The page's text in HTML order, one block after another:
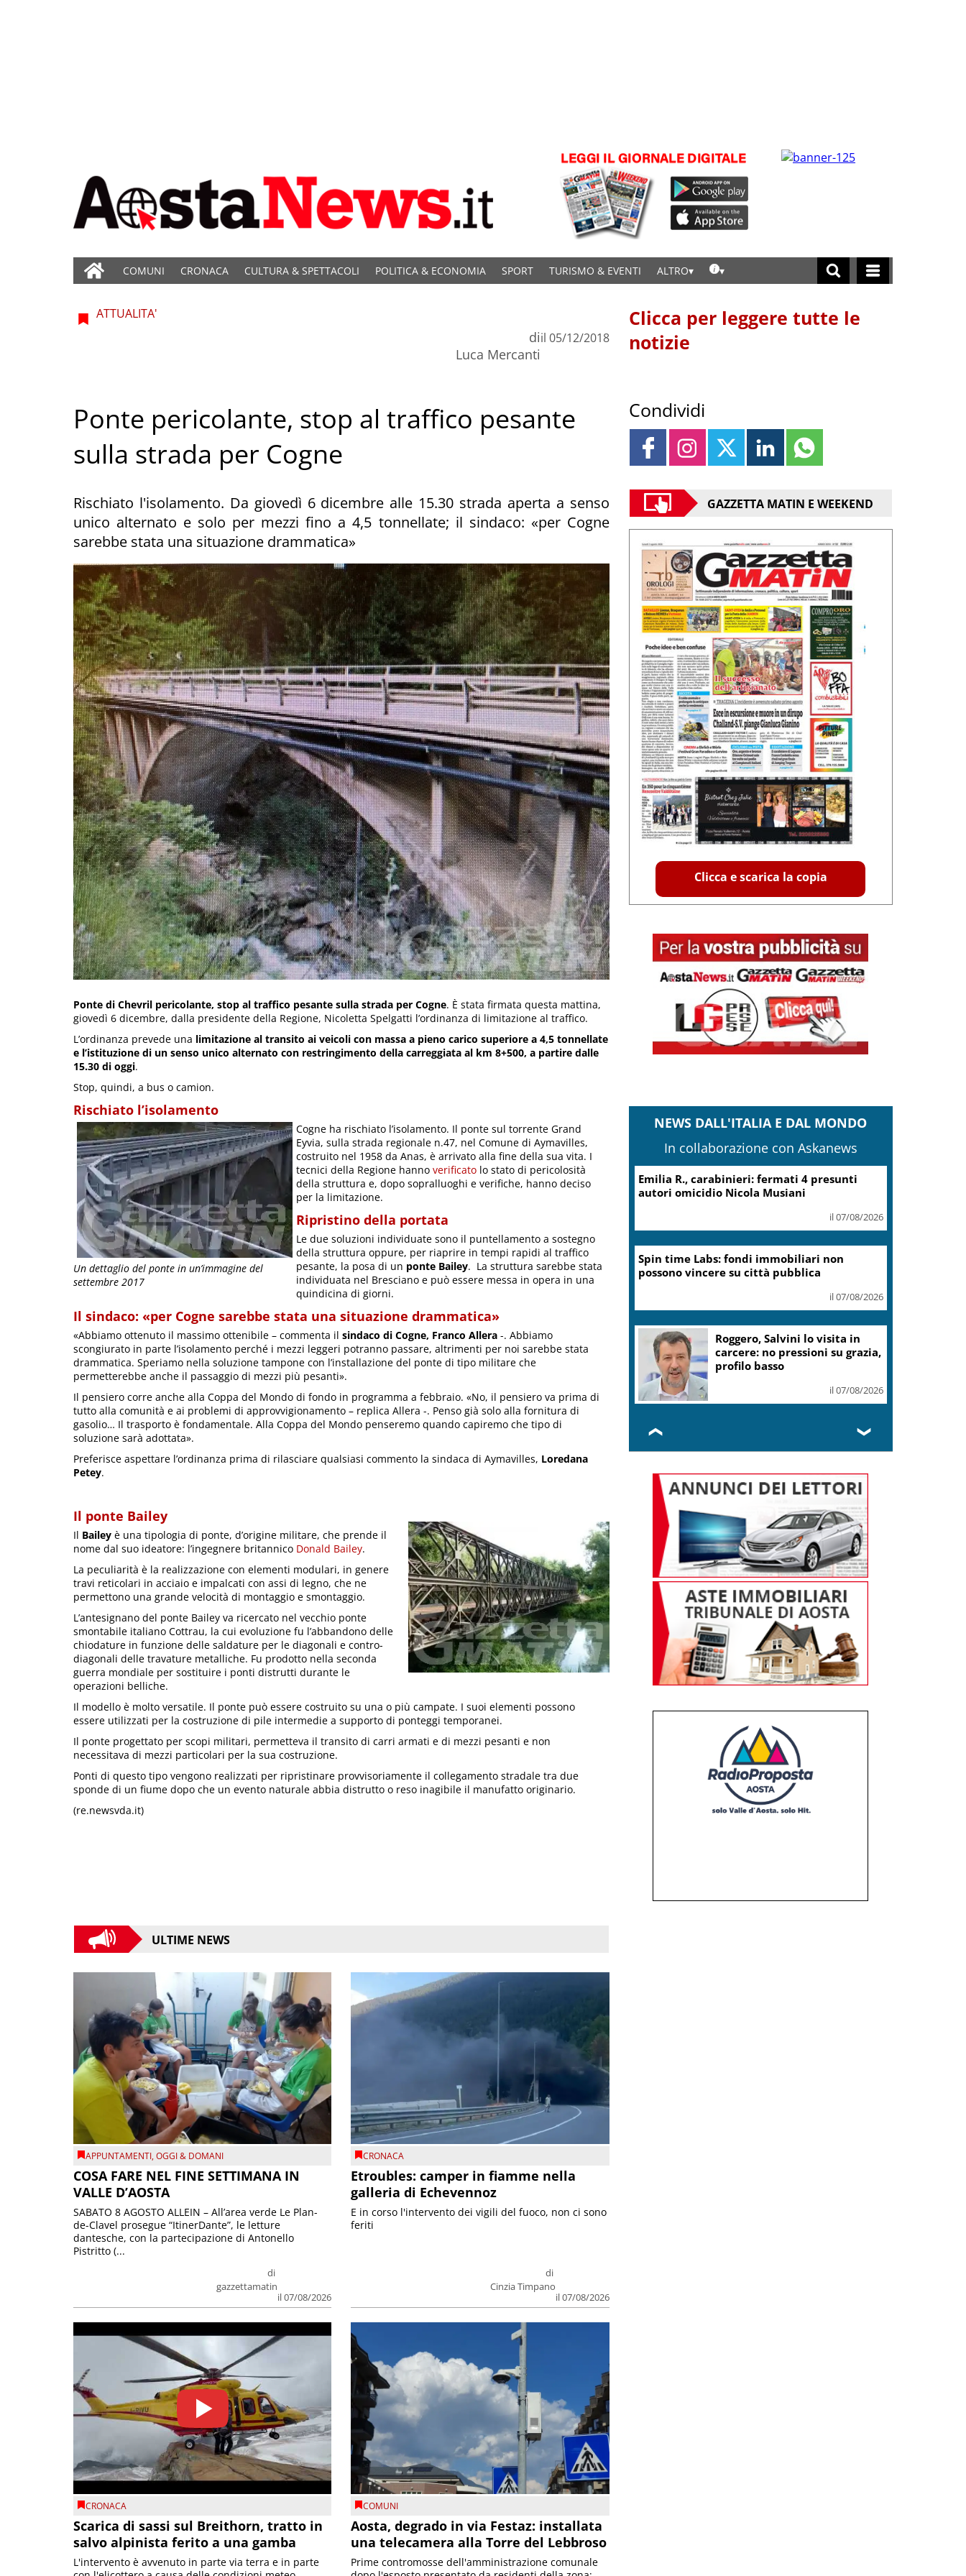
COMUNI CRONACA CULTURA & SPETTACOLI POLITICA & ECONOMIA SPORT TURISMO & EVENTI ALTRO
ATTUALITA'
di
Luca Mercanti
il 05/12/2018
Ponte pericolante, stop al traffico pesante
sulla strada per Cogne
Rischiato l'isolamento. Da giovedì 6 dicembre alle 15.30 strada aperta a senso
unico alternato e solo per mezzi fino a 4,5 tonnellate; il sindaco: «per Cogne
sarebbe stata una situazione drammatica»
Ponte di Chevril pericolante, stop al traffico pesante sulla strada per Cogne. È stata firmata questa mattina,
giovedì 6 dicembre, dalla presidente della Regione, Nicoletta Spelgatti l’ordinanza di limitazione al traffico.
L’ordinanza prevede una limitazione al transito ai veicoli con massa a pieno carico superiore a 4,5 tonnellate
e l’istituzione di un senso unico alternato con restringimento della carreggiata al km 8+500, a partire dalle
15.30 di oggi.
Stop, quindi, a bus o camion.
Rischiato l’isolamento
Un dettaglio del ponte in un’immagine del
settembre 2017
Cogne ha rischiato l’isolamento. Il ponte sul torrente Grand
Eyvia, sulla strada regionale n.47, nel Comune di Aymavilles,
costruito nel 1958 da Anas, è arrivato alla fine della sua vita. I
tecnici della Regione hanno verificato lo stato di pericolosità
della struttura e, dopo sopralluoghi e verifiche, hanno deciso
per la limitazione.
Ripristino della portata
Le due soluzioni individuate sono il puntellamento a sostegno
della struttura oppure, per riaprire in tempi rapidi al traffico
pesante, la posa di un ponte Bailey. La struttura sarebbe stata
individuata nel Bresciano e può essere messa in opera in una
quindicina di giorni.
Il sindaco: «per Cogne sarebbe stata una situazione drammatica»
«Abbiamo ottenuto il massimo ottenibile – commenta il sindaco di Cogne, Franco Allera -. Abbiamo
scongiurato in parte l’isolamento perché i mezzi leggeri potranno passare, altrimenti per noi sarebbe stata
drammatica. Speriamo nella soluzione tampone con l’installazione del ponte di tipo militare che
permetterebbe anche il passaggio di mezzi più pesanti».
Il pensiero corre anche alla Coppa del Mondo di fondo in programma a febbraio. «No, il pensiero va prima di
tutto alla comunità e ai problemi di approvvigionamento – replica Allera -. Penso già solo alla fornitura di
gasolio… Il trasporto è fondamentale. Alla Coppa del Mondo penseremo quando capiremo che tipo di
soluzione sarà adottata».
Preferisce aspettare l’ordinanza prima di rilasciare qualsiasi commento la sindaca di Aymavilles, Loredana
Petey.
Il ponte Bailey
Il Bailey è una tipologia di ponte, d’origine militare, che prende il
nome dal suo ideatore: l’ingegnere britannico Donald Bailey.
La peculiarità è la realizzazione con elementi modulari, in genere
travi reticolari in acciaio e impalcati con assi di legno, che ne
permettono una grande velocità di montaggio e smontaggio.
L’antesignano del ponte Bailey va ricercato nel vecchio ponte
smontabile italiano Cottrau, la cui evoluzione fu l’abbandono delle
chiodature in funzione delle saldature per le diagonali e contro-
diagonali delle travature metalliche. Fu prodotto nella seconda
guerra mondiale per sostituire i ponti distrutti durante le
operazioni belliche.
Il modello è molto versatile. Il ponte può essere costruito su una o più campate. I suoi elementi possono
essere utilizzati per la costruzione di pile intermedie a supporto di ponteggi temporanei.
Il ponte progettato per scopi militari, permetteva il transito di carri armati e di mezzi pesanti e non
necessitava di mezzi particolari per la sua costruzione.
Ponti di questo tipo vengono realizzati per ripristinare provvisoriamente il collegamento stradale tra due
sponde di un fiume dopo che un evento naturale abbia distrutto o reso inagibile il manufatto originario.
(re.newsvda.it)
ULTIME NEWS
APPUNTAMENTI,OGGI & DOMANI
COSA FARE NEL FINE SETTIMANA IN
VALLE D’AOSTA
di
gazzettamatin
il 07/08/2026
SABATO 8 AGOSTO ALLEIN – All’area verde Le Plan-
de-Clavel prosegue “ItinerDante”, le letture
dantesche, con la partecipazione di Antonello
Pistritto (...
CRONACA
Etroubles: camper in fiamme nella
galleria di Echevennoz
di
Cinzia Timpano
il 07/08/2026
E in corso l'intervento dei vigili del fuoco, non ci sono
feriti
CRONACA
Scarica di sassi sul Breithorn, tratto in
salvo alpinista ferito a una gamba
L'intervento è avvenuto in parte via terra e in parte
COMUNI
Aosta, degrado in via Festaz: installata
una telecamera alla Torre del Lebbroso
Prime contromosse dell'amministrazione comunale
Clicca per leggere tutte le
notizie
Condividi
GAZZETTA MATIN E WEEKEND
Clicca e scarica la copia
NEWS DALL'ITALIA E DAL MONDO
In collaborazione con Askanews
Etna, all’aeroporto di Palermo traffico
sostenuto ma nessun disagio
il 07/08/2026
Arabia Saudita-Pakistan-
Turchia serrano i ranghi con
un patto di difesa
Pecoraro Scanio: “Stop a
Schengen è un danno al
turismo italiano”
il 07/08/2026
❮ ❯